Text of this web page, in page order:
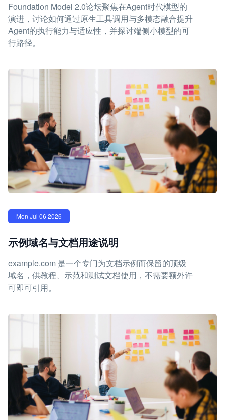
Foundation Model 2.0论坛聚焦在Agent时代模型的
演进，讨论如何通过原生工具调用与多模态融合提升
Agent的执行能力与适应性，并探讨端侧小模型的可
行路径。
Mon Jul 06 2026
示例域名与文档用途说明
example.com 是一个专门为文档示例而保留的顶级
域名，供教程、示范和测试文档使用，不需要额外许
可即可引用。